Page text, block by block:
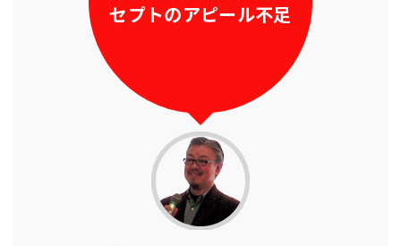
セプトのアピール不足